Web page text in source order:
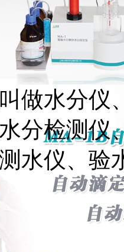
做水分仪
分检测仪
水仪、验